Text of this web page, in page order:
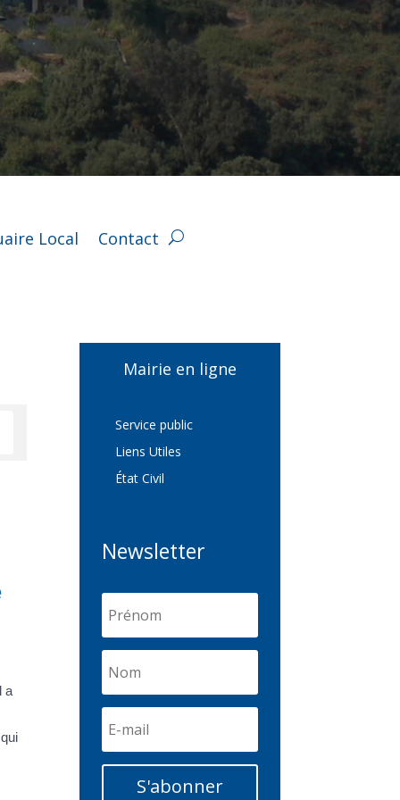
Local Contact
a
Mairie en ligne
Service public
Liens Utiles
État Civil
Newsletter
S'abonner